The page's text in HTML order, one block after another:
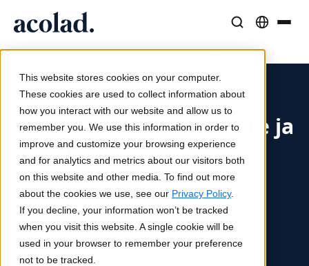
This website stores cookies on your computer.
These cookies are used to collect information about
how you interact with our website and allow us to
remember you. We use this information in order to
improve and customize your browsing experience
and for analytics and metrics about our visitors both
on this website and other media. To find out more
about the cookies we use, see our Privacy Policy.
If you decline, your information won’t be tracked
when you visit this website. A single cookie will be
used in your browser to remember your preference
not to be tracked.
Käännös
Tekoälyn nopeus, inhimillinen tarkkuus
Tulkkaus
Saumatonta viestintää missä tahansa
Media ja viihde
Tuo tarinat joka näytölle
Lia Translate
Välittömiä brändin mukaisia käännöksiä
Lia Live
Uusi näkökulma tulkkaukseen
Yhteydet
Työnkulkujen integrointi yksinkertaistettuna
Menestystarinat
Todellisia tuloksia asiakkailtamme
Artikkelit
Asiantuntijanäkemyksiä globaalista sisällöstä
E-kirjat
Syvällisiä oppaita ja strategioita
Tietoa Acolad
Kestävyys
Kumppanit
Uutiset
Viestintä EU-kansalaisille ja
Euroopan kielellisen
monimuotoisuuden
suojeleminen
Lue, kuinka Acolad toimittaa laajoja monikielisiä
käännöspalveluja Euroopan unionille